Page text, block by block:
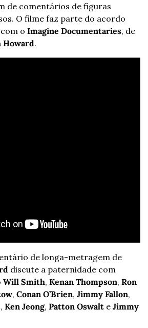
de comentários de figuras
O filme faz parte do acordo
com o Imagine Documentaries
Howard.
discute a paternidade com
Will Smith, Kenan Thompson, Ron
, Conan O’Brien, Jimmy Fallon
, Ken Jeong, Patton Oswalt e Jimmy